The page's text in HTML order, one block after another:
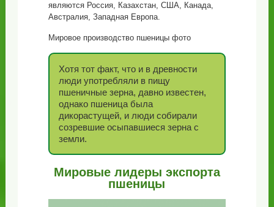
являются Россия, Казахстан, США, Канада,
Австралия, Западная Европа.
Мировое производство пшеницы фото
Хотя тот факт, что и в древности
люди употребляли в пищу
пшеничные зерна, давно известен,
однако пшеница была
дикорастущей, и люди собирали
созревшие осыпавшиеся зерна с
земли.
Мировые лидеры экспорта
пшеницы